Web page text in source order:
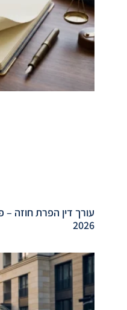
עורך דין הפרת חוזה –
2026